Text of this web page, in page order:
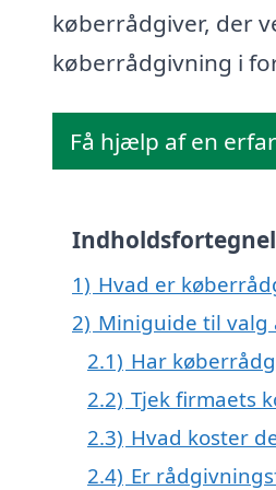
køberrådgiver, der
køberrådgivning i
Få hjælp af en
1) Hvad er
2) Miniguide til valg
2.1) Har
2.2) Tjek firmaets
2.3) Hvad koster
2.4) Er